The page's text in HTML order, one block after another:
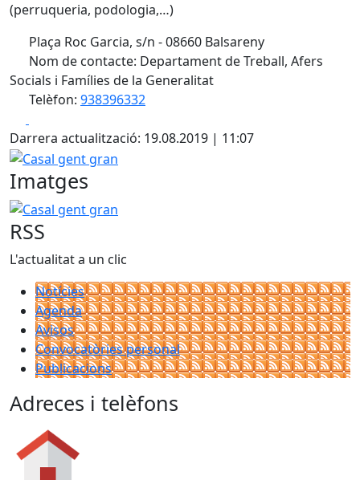
(perruqueria, podologia,…)
Plaça Roc Garcia, s/n - 08660 Balsareny
Nom de contacte: Departament de Treball, Afers
Socials i Famílies de la Generalitat
Telèfon: 938396332
Darrera actualització: 19.08.2019 | 11:07
Casal gent gran
Imatges
Casal gent gran
RSS
L'actualitat a un clic
Notícies
Agenda
Avisos
Convocatòries personal
Publicacions
Adreces i telèfons